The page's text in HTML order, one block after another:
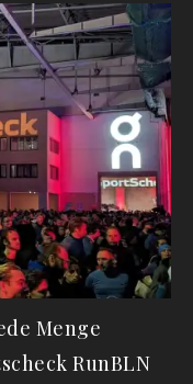
Menge
RunBLN